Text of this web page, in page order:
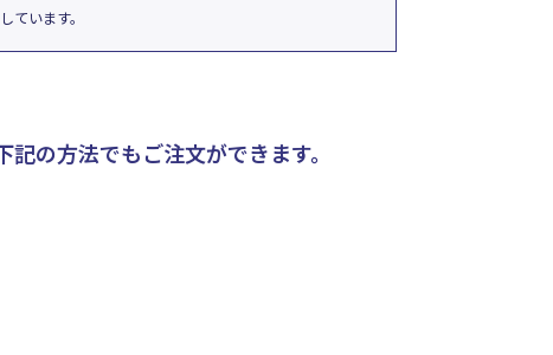
ています。
の方法でもご注文ができます。